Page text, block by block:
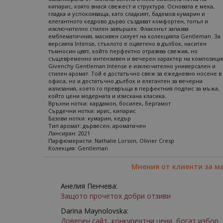
кипарис, която внася свежест и структура. Основата е мека,
гладка и успокояваща, като сладкият, бадемов кумарин и
елегантното кедрово дърво създават комфортен, топъл и
изключително стилен завършек. Флаконът запазва
емблематичния, масивен силует на колекцията Gentleman. За
версията Intense, стъклото е оцветено в дълбок, наситен
тъмносин цвят, който перфектно отразява свежия, но
същевременно интензивен и вечерен характер на
Givenchy Gentleman Intense е изключително универсален и
стилен аромат. Той е достатъчно свеж за ежедневно носене в
офиса, но и достатъчно дълбок и елегантен за вечерни
излизания, което го превръща в перфектния подпис за мъжа,
който цени модерната и изискана класика.
Връхни нотки: кардамон, босилек, бергамот
Сърдечни нотки: ирис, кипарис
Базови нотки: кумарин, кедър
Тип аромат: дървесен, ароматичен
Лансиран: 2021
Парфюмеристи: Nathalie Lorson, Olivier Cresp
Колекция: Gentleman
Мнения от клиенти за
Анелия Пенчева:
Защото прочетох добри отзиви
Darina Maynolovska:
Доверен сайт, конкурентни цени, богат избор